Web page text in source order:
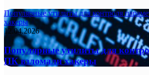
Популярные утилиты для контроля
хакеры
12.04.2026
Популярные утилиты для
ПК взломали хакеры